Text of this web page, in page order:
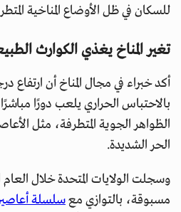
للسكان في ظل الأوضاع المناخية
تغير المناخ يغذي الكوارث
أكد خبراء في مجال المناخ أن ارتفاع
بالاحتباس الحراري يلعب دورًا
الظواهر الجوية المتطرفة، مثل
الحر الشديدة.
وسجلت الولايات المتحدة خلال العام
مسبوقة، بالتوازي معسلسلة